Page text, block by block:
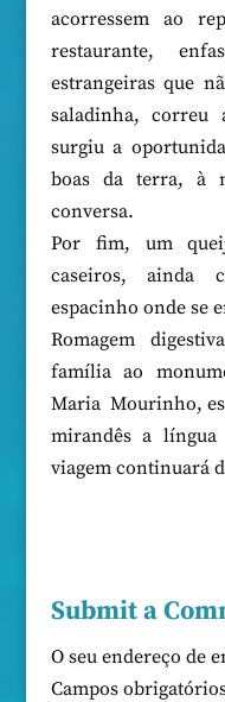
acorressem ao
restaurante,
estrangeiras que
saladinha, correu
surgiu a
boas da terra, à
conversa.
Por fim, um
caseiros, ainda
espacinho onde se
Romagem
família ao
Maria Mourinho,
mirandês a
viagem continuará
Submit a
O seu endereço de
Campos